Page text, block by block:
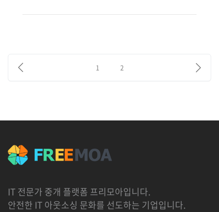
능을 타고나야 되나요? 오늘 프리모아는 그러한 디자이너들의 성공적인
는걸까요?프리모아는 웹 디자이너에게 경력이란 작업 속도와 도구의 사
용이 완숙의 경지에 가까워지..
1 2
IT 전문가 중개 플랫폼 프리모아입니다.
안전한 IT 아웃소싱 문화를 선도하는 기업입니다.